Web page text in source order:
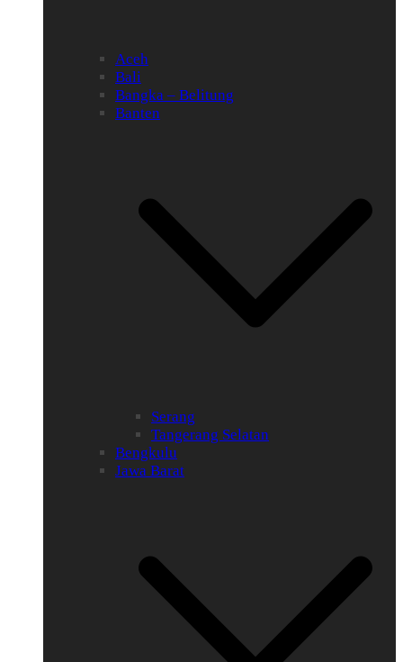
Aceh
Bali
Bangka – Belitung
Banten
Serang
Tangerang Selatan
Bengkulu
Jawa Barat